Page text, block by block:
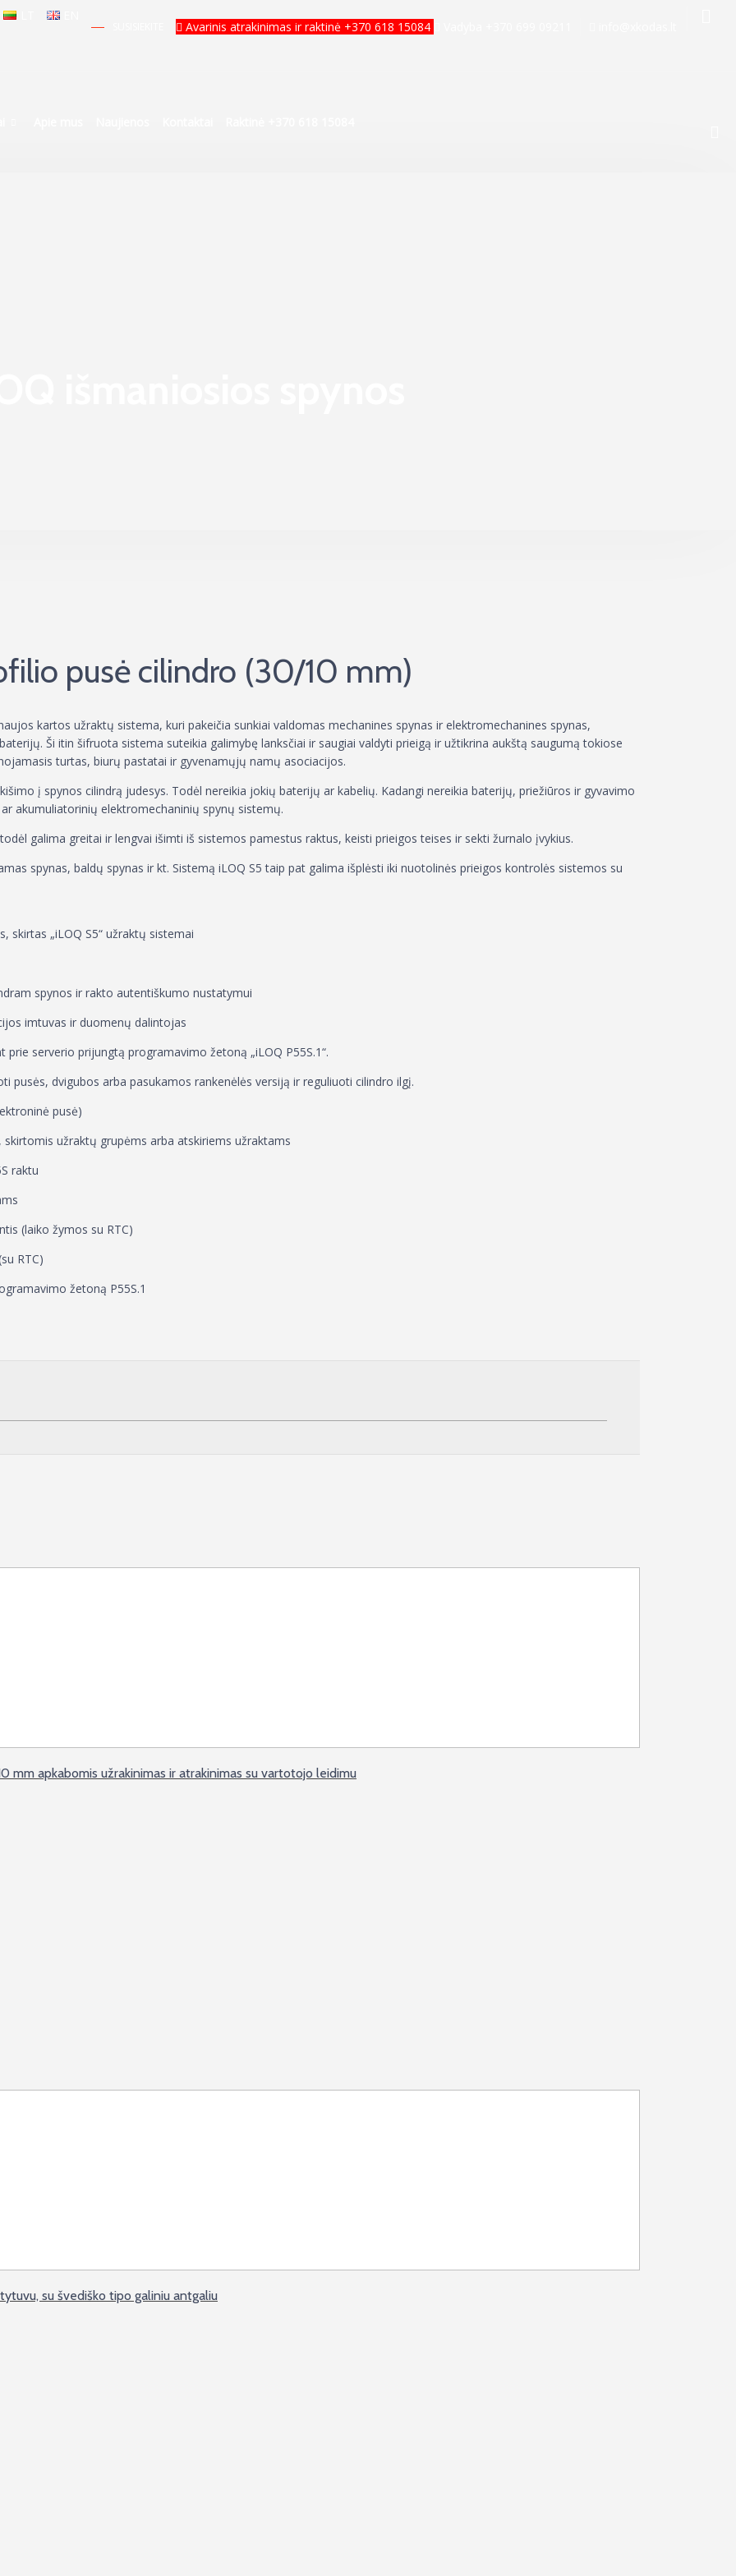
Avarinis atrakinimas ir raktinė +370 618 15084
pusė cilindro (30/10 mm)
kartos užraktų sistema, kuri pakeičia sunkiai valdomas mechanines spynas ir elektromechanines spynas,
Ši itin šifruota sistema suteikia galimybę lanksčiai ir saugiai valdyti prieigą ir užtikrina aukštą saugumą tokiose
turtas, biurų pastatai ir gyvenamųjų namų asociacijos.
į spynos cilindrą judesys. Todėl nereikia jokių baterijų ar kabelių. Kadangi nereikia baterijų, priežiūros ir gyvavimo
akumuliatorinių elektromechaninių spynų sistemų.
galima greitai ir lengvai išimti iš sistemos pamestus raktus, keisti prieigos teises ir sekti žurnalo įvykius.
spynas, baldų spynas ir kt. Sistemą iLOQ S5 taip pat galima išplėsti iki nuotolinės prieigos kontrolės sistemos su
skirtas „iLOQ S5“ užraktų sistemai
spynos ir rakto autentiškumo nustatymui
imtuvas ir duomenų dalintojas
serverio prijungtą programavimo žetoną „iLOQ P55S.1“.
pusės, dvigubos arba pasukamos rankenėlės versiją ir reguliuoti cilindro ilgį.
pusė)
užraktų grupėms arba atskiriems užraktams
raktu
(laiko žymos su RTC)
RTC)
žetoną P55S.1
mm apkabomis užrakinimas ir atrakinimas su vartotojo leidimu
su švediško tipo galiniu antgaliu